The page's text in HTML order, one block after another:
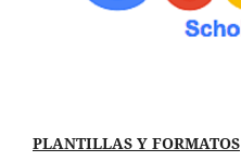
PLANTILLAS Y FORMATOS